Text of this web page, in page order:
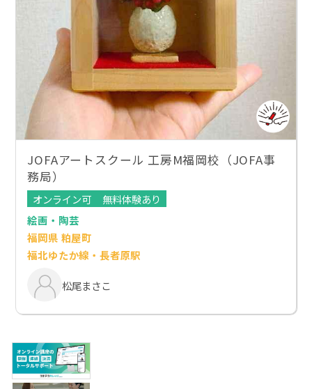
JOFAアートスクール 工房M福岡校（JOFA事
務局）
オンライン可
無料体験あり
絵画・陶芸
福岡県 粕屋町
福北ゆたか線・長者原駅
松尾まさこ